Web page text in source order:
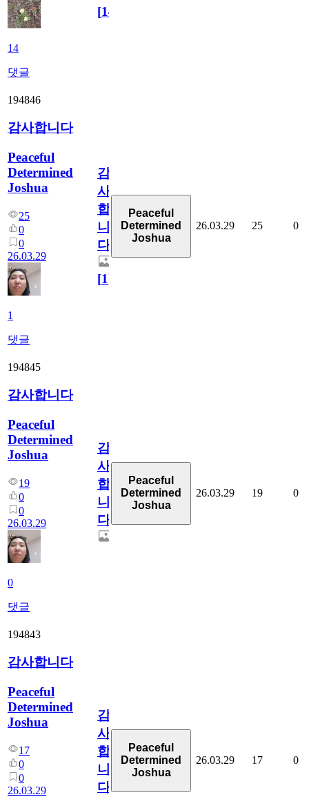
14
댓글
[14
194846
감사합니다
Peaceful
Determined
Joshua
25
0
0
26.03.29
1
댓글
감
사
합
니
다
[1]
Peaceful
Determined
Joshua
26.03.29 25 0
194845
감사합니다
Peaceful
Determined
Joshua
19
0
0
26.03.29
0
댓글
감
사
합
니
다
Peaceful
Determined
Joshua
26.03.29 19 0
194843
감사합니다
Peaceful
Determined
Joshua
17
0
0
26.03.29
감
사
합
니
다
Peaceful
Determined
Joshua
26.03.29 17 0